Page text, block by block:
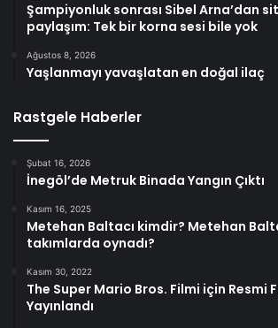
Şampiyonluk sonrası Sibel Arna’dan
paylaşım: Tek bir korna sesi bile yok
Ağustos 8, 2026
Yaşlanmayı yavaşlatan en doğal ilaç
Rastgele Haberler
Şubat 16, 2026
İnegöl’de Metruk Binada Yangın Çıktı
Kasım 16, 2025
Metehan Baltacı kimdir? Metehan
takımlarda oynadı?
Kasım 30, 2022
The Super Mario Bros. Filmi için Resmi
Yayınlandı